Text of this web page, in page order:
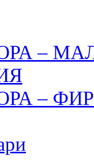
–
–